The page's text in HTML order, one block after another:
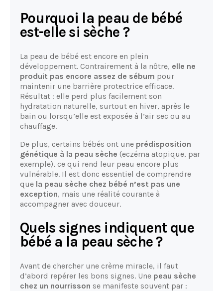
Pourquoi la peau de bébé
est-elle si sèche ?
La peau de bébé est encore en plein
développement. Contrairement à la nôtre, elle ne
produit pas encore assez de sébum pour
maintenir une barrière protectrice efficace.
Résultat : elle perd plus facilement son
hydratation naturelle, surtout en hiver, après le
bain ou lorsqu’elle est exposée à l’air sec ou au
chauffage.
De plus, certains bébés ont une prédisposition
génétique à la peau sèche (eczéma atopique, par
exemple), ce qui rend leur peau encore plus
vulnérable. Il est donc essentiel de comprendre
que la peau sèche chez bébé n’est pas une
exception, mais une réalité courante à
accompagner avec douceur.
Quels signes indiquent que
bébé a la peau sèche ?
Avant de chercher une crème miracle, il faut
d’abord repérer les bons signes. Une peau sèche
chez un nourrisson se manifeste souvent par :